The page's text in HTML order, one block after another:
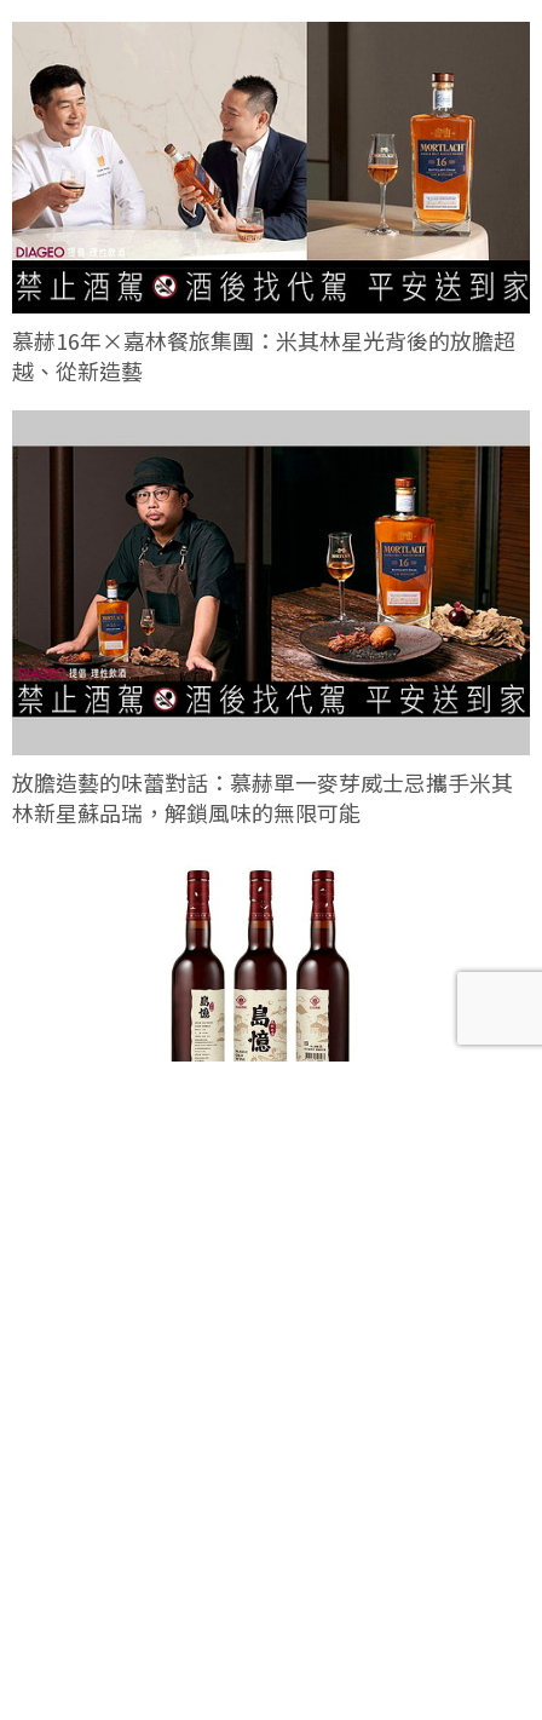
慕赫16年×嘉林餐旅集團：米其林星光背後的放膽超
越、從新造藝
放膽造藝的味蕾對話：慕赫單一麥芽威士忌攜手米其
林新星蘇品瑞，解鎖風味的無限可能